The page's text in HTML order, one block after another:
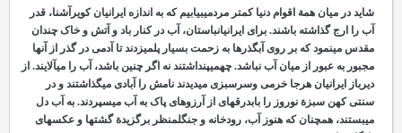
شاید در میان همة اقوام دنیا کمتر مردمیبیابیم که به اندازه ایرانیان کویرآشنا، قدر
آب را ارج گذاشته باشند. برای ایرانیانباستان، آب در کنار باد و آتش و خاک چندان
مقدس مینمود که بر روی آبگذرها به زحمت بسیار پلمیزدند تا آدمی در گذر از آن ها
مجبور به عبور از میان آب نباشد. چهمیپنداشتند نه اگر چنین باشد، آب را می
آلایند. از
دیرباز ایرانیان هرجا خرمی وسرسبزی میدیدند نامش را آبادی میگذاشتند و در
سنتی کهن سبزة نوروز را بابدرقه ای از آرزوهای پاک به آب میسپردند. به آب دل
بستند، همچنان که هنوز آب، رودخانه و جنگلمنظر برگزیدة گشتها و عکسهای